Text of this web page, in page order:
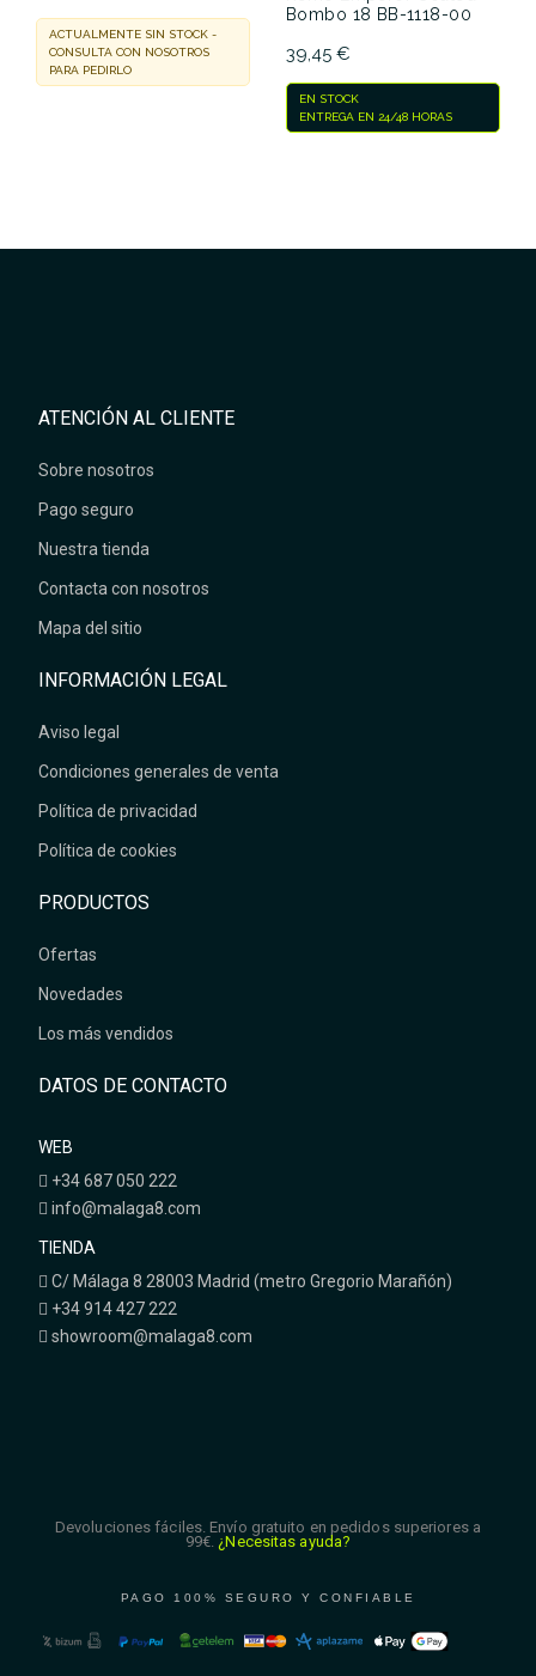
ACTUALMENTE SIN STOCK -
CONSULTA CON NOSOTROS
PARA PEDIRLO
Bombo 18 BB-1118-00
39,45 €
EN STOCK
ENTREGA EN 24/48 HORAS
ATENCIÓN AL CLIENTE
Sobre nosotros
Pago seguro
Nuestra tienda
Contacta con nosotros
Mapa del sitio
INFORMACIÓN LEGAL
Aviso legal
Condiciones generales de venta
Política de privacidad
Política de cookies
PRODUCTOS
Ofertas
Novedades
Los más vendidos
DATOS DE CONTACTO
WEB
+34 687 050 222
info@malaga8.com
TIENDA
C/ Málaga 8 28003 Madrid (metro Gregorio Marañón)
+34 914 427 222
showroom@malaga8.com
Devoluciones fáciles. Envío gratuito en pedidos superiores a
99€. ¿Necesitas ayuda?
PAGO 100% SEGURO Y CONFIABLE